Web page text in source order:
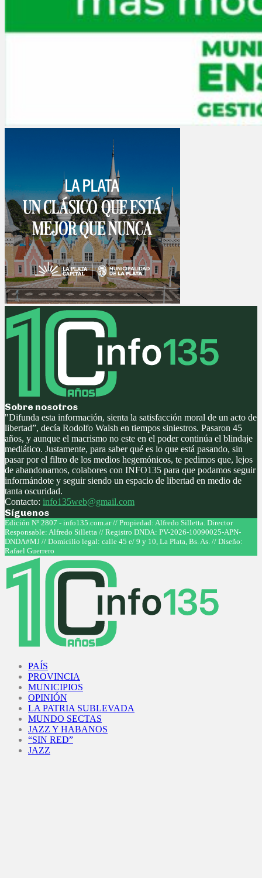
Sobre nosotros
"Difunda esta información, sienta la satisfacción moral de un acto de
libertad”, decía Rodolfo Walsh en tiempos siniestros. Pasaron 45
años, y aunque el macrismo no este en el poder continúa el blindaje
mediático. Justamente, para saber qué es lo que está pasando, sin
pasar por el filtro de los medios hegemónicos, te pedimos que, lejos
de abandonarnos, colabores con INFO135 para que podamos seguir
informándote y seguir siendo un espacio de libertad en medio de
tanta oscuridad.
Contacto: info135web@gmail.com
Síguenos
Facebook
Twitter
Instagram
Youtube
Edición Nº 2807 - info135.com.ar // Propiedad: Alfredo Silletta. Director
Responsable: Alfredo Silletta // Registro DNDA: PV-2026-10090025-APN-
DNDA#MJ // Domicilio legal: calle 45 e/ 9 y 10, La Plata, Bs. As. // Diseño:
Rafael Guerrero
PAÍS
PROVINCIA
MUNICIPIOS
OPINIÓN
LA PATRIA SUBLEVADA
MUNDO SECTAS
JAZZ Y HABANOS
“SIN RED”
JAZZ